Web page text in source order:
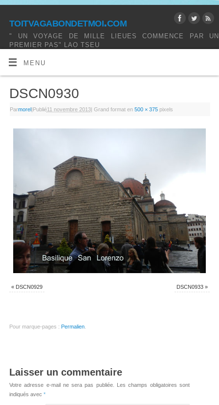
toitvagabondetmoi.com
" UN VOYAGE DE MILLE LIEUES COMMENCE PAR UN
PREMIER PAS" LAO TSEU
MENU
DSCN0930
Parmorel|Publié11 novembre 2013| Grand format en 500 × 375pixels
« DSCN0929 DSCN0933 »
Pour marque-pages : Permalien.
Laisser un commentaire
Votre adresse e-mail ne sera pas publiée.
Les champs obligatoires sont
indiqués avec *